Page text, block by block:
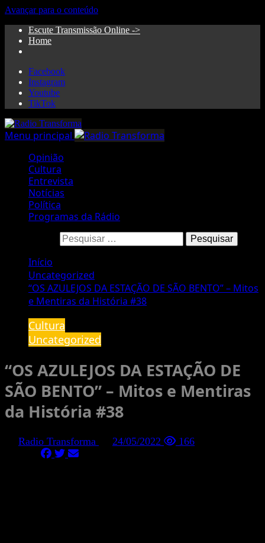
Avançar para o conteúdo
Escute Transmissão Online ->
Home
Facebook
Instagram
Youtube
TikTok
Menu principal
Opinião
Cultura
Entrevista
Notícias
Política
Programas da Rádio
Início
Uncategorized
“OS AZULEJOS DA ESTAÇÃO DE SÃO BENTO” – Mitos
e Mentiras da História #38
Cultura
Uncategorized
“OS AZULEJOS DA ESTAÇÃO DE
SÃO BENTO” – Mitos e Mentiras
da História #38
Radio Transforma 24/05/2022 166